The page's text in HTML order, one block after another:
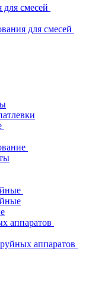
для смесей
для смесей
аппаратов
аппаратов